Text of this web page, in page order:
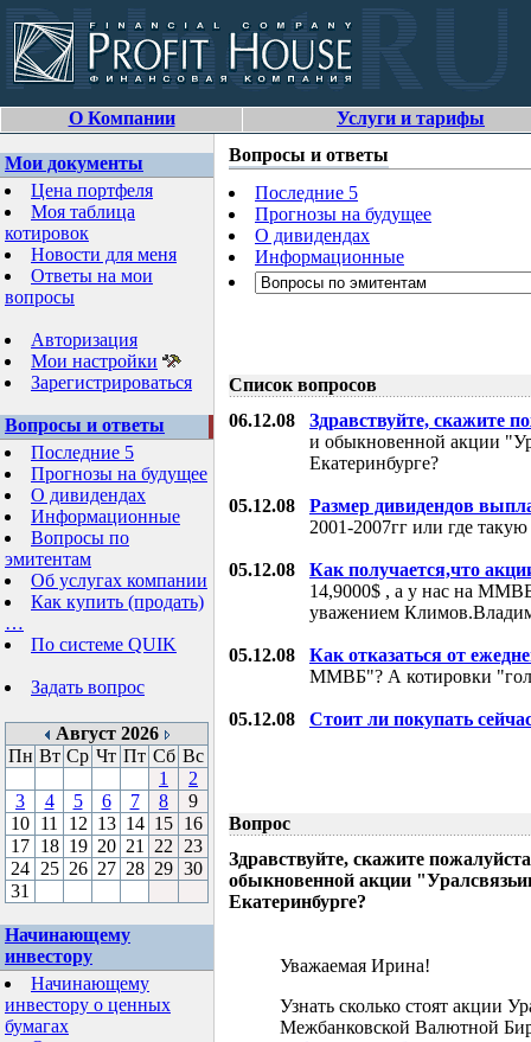
О Компании Услуги и тарифы
Мои документы
Цена портфеля
Моя таблица
котировок
Новости для меня
Ответы на мои
вопросы
Авторизация
Мои настройки
Зарегистрироваться
Вопросы и ответы
Последние 5
Прогнозы на будущее
О дивидендах
Информационные
Вопросы по
эмитентам
Об услугах компании
Как купить (продать)
…
По системе QUIK
Задать вопрос
Август 2026
Пн Вт Ср Чт Пт Сб Вс
1
2
3
4 5 6 7 8
9
10 11 12 13 14 15 16
17 18 19 20 21 22
23
24 25 26 27 28 29 30
31
Начинающему
инвестору
Начинающему
инвестору о ценных
бумагах
Вопросы и ответы
Последние 5
Прогнозы на будущее
О дивидендах
Информационные
Список вопросов
06.12.08 Здравствуйте, скажите
и обыкновенной акции
Екатеринбурге?
05.12.08
Размер дивидендов
2001-2007гг или где
05.12.08
Как получается,что
14,9000$ , а у нас на
уважением
05.12.08
Как отказаться от
ММВБ"? А котировки
05.12.08 Стоит ли покупать
Вопрос
Здравствуйте, скажите
обыкновенной акции
Екатеринбурге?
Уважаемая Ирина!
Узнать сколько стоят акции
Межбанковской Валютной